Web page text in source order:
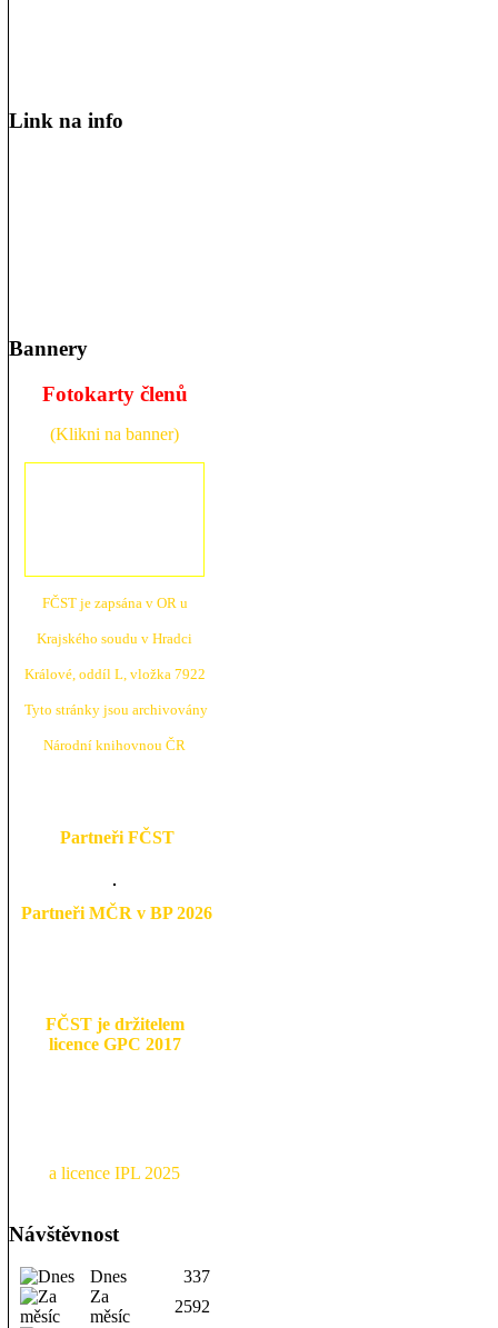
Link na info
Bannery
Fotokarty členů
(Klikni na banner)
FČST je zapsána v OR u
Krajského soudu v Hradci
Králové, oddíl L, vložka 7922
Tyto stránky jsou archivovány
Národní knihovnou ČR
Partneři FČST
Partneři MČR v BP 2026
FČST je držitelem
licence GPC 2017
a licence IPL 2025
Návštěvnost
Dnes
337
Za
měsíc
2592